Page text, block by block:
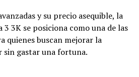
y su precio asequible, la
3 3K se posiciona como una de las
quienes buscan mejorar la
sin gastar una fortuna.